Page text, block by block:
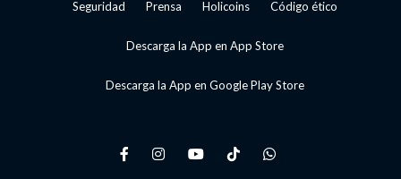
Seguridad Prensa Holicoins Código ético
Descarga la App en App Store
Descarga la App en Google Play Store